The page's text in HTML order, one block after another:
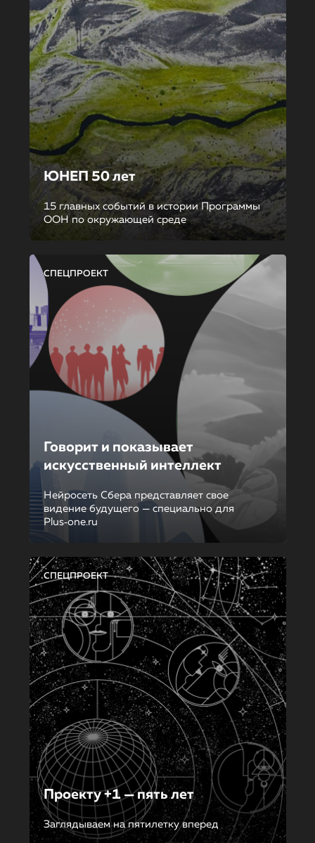
ЮНЕП 50 лет
15 главных событий в истории Программы
ООН по окружающей среде
СПЕЦПРОЕКТ
Говорит и показывает
искусственный интеллект
Нейросеть Сбера представляет свое
видение будущего — специально для
Plus‑one.ru
СПЕЦПРОЕКТ
Проекту +1 — пять лет
Заглядываем на пятилетку вперед